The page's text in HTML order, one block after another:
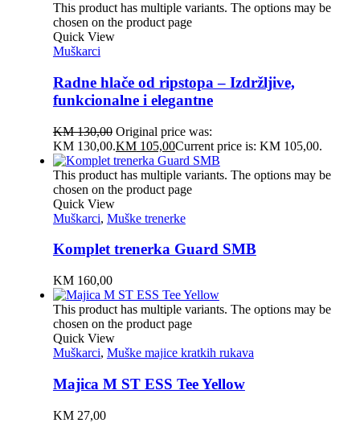
This product has multiple variants. The options may be
chosen on the product page
Quick View
Muškarci
Radne hlače od ripstopa – Izdržljive,
funkcionalne i elegantne
KM130,00 Original price was:
KM 130,00.KM105,00Current price is: KM 105,00.
This product has multiple variants. The options may be
chosen on the product page
Quick View
Muškarci, Muške trenerke
Komplet trenerka Guard SMB
KM160,00
This product has multiple variants. The options may be
chosen on the product page
Quick View
Muškarci, Muške majice kratkih rukava
Majica M ST ESS Tee Yellow
KM27,00